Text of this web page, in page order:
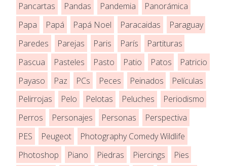
Pancartas
Pandas Pandemia
Panorámica
Papa
Papá Papá Noel Paracaidas
Paraguay
Paredes
Parejas Paris París
Partituras
Pascua
Pasteles Pasto Patio Patos
Patricio
Payaso
Paz PCs Peces Peinados
Películas
Pelirrojas
Pelo Pelotas Peluches
Periodismo
Perros
Personajes Personas
Perspectiva
PES
Peugeot
Photography Comedy Wildlife
Photoshop
Piano Piedras Piercings
Pies